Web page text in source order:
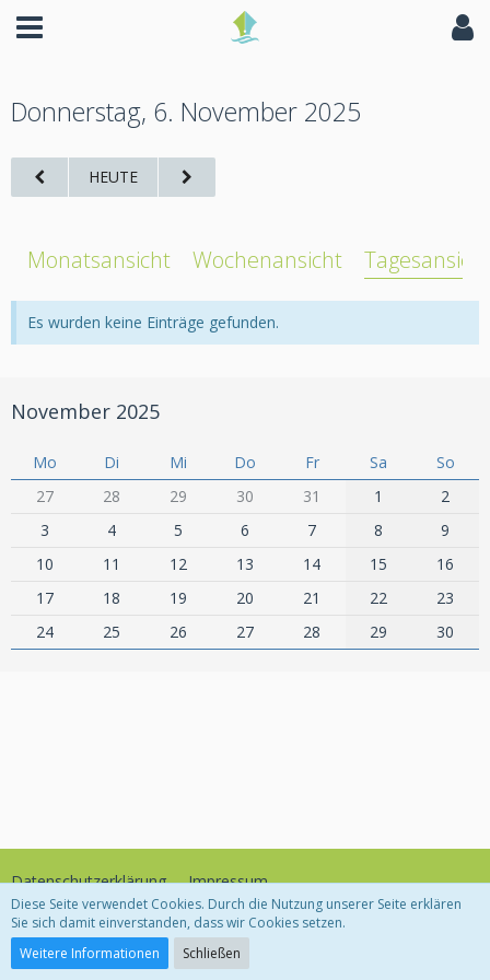
Donnerstag, 6. November 2025
HEUTE
Monatsansicht Wochenansicht Tagesansicht
Es wurden keine Einträge gefunden.
November 2025
Mo Di Mi Do Fr Sa
So
27
28 29 30 31 1
2
3
4 5 6 7 8
9
10
11 12 13 14 15
16
17
18 19 20 21 22
23
24
25 26 27 28 29 30
Datenschutzerklärung Impressum
Community-Software:
Diese Seite verwendet Cookies. Durch die Nutzung unserer Seite erklären
Sie sich damit einverstanden, dass wir Cookies setzen.
Weitere Informationen
Schließen